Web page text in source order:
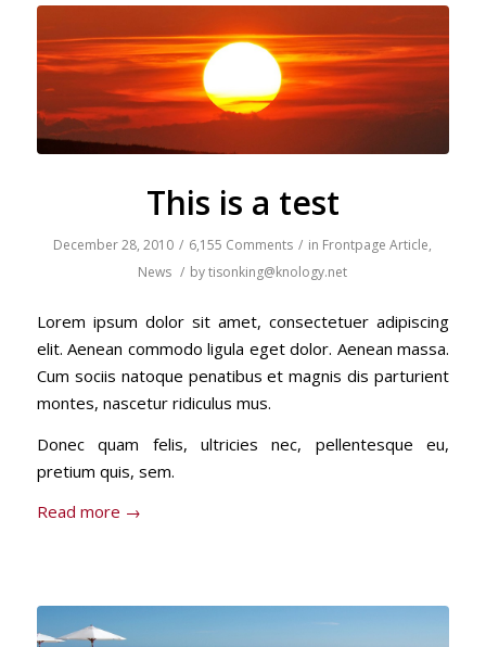
This is a test
December 28, 2010 / 6,155 Comments / in Frontpage Article,
News / bytisonking@knology.net
Lorem ipsum dolor sit amet, consectetuer adipiscing
elit. Aenean commodo ligula eget dolor. Aenean massa.
Cum sociis natoque penatibus et magnis dis parturient
montes, nascetur ridiculus mus.
Donec quam felis, ultricies nec, pellentesque eu,
pretium quis, sem.
Read more →